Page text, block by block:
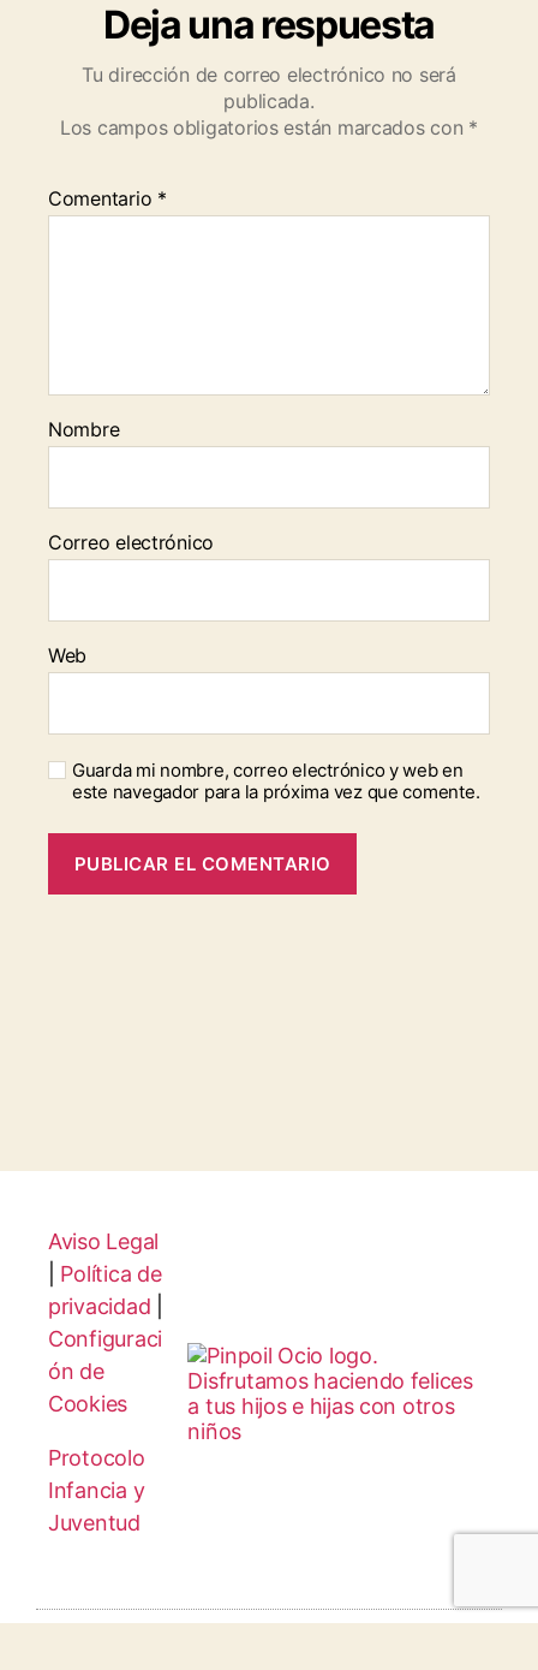
Deja una respuesta
Tu dirección de correo electrónico no será
publicada.
Los campos obligatorios están marcados con *
Comentario *
Nombre
Correo electrónico
Web
Guarda mi nombre, correo electrónico y web en
este navegador para la próxima vez que comente.
Aviso Legal
Política de
privacidad
Configuraci
ón de
Cookies
Protocolo
Infancia y
Juventud